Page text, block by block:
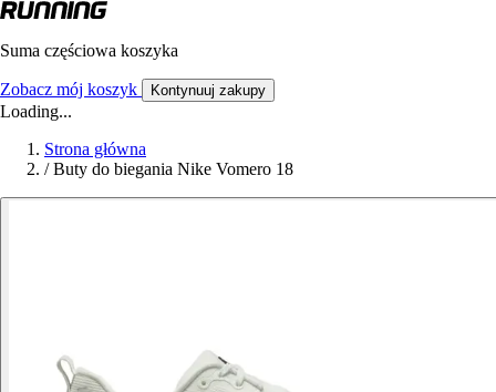
Suma częściowa koszyka
Zobacz mój koszyk Kontynuuj zakupy
Loading...
Strona główna
/ Buty do biegania Nike Vomero 18